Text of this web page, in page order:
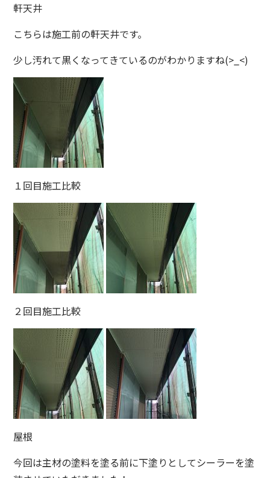
軒天井
こちらは施工前の軒天井です。
少し汚れて黒くなってきているのがわかりますね(>_<)
１回目施工比較
２回目施工比較
屋根
今回は主材の塗料を塗る前に下塗りとしてシーラーを塗